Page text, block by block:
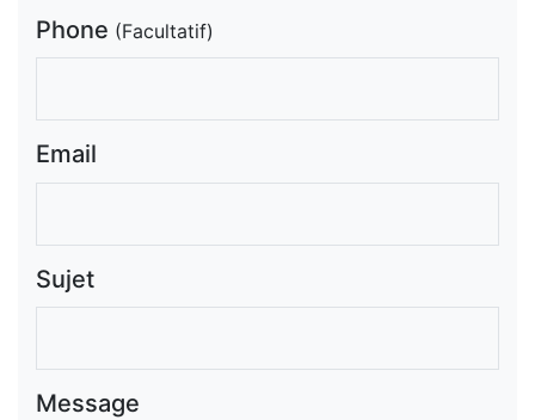
Phone (Facultatif)
Email
Sujet
Message